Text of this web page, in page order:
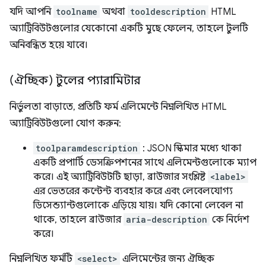
যদি আপনি toolname অথবা tooldescription HTML
অ্যাট্রিবিউটগুলোর যেকোনো একটি মুছে ফেলেন, তাহলে টুলটি
অনিবন্ধিত হয়ে যাবে।
(ঐচ্ছিক) টুলের প্যারামিটার
নির্ভুলতা বাড়াতে, প্রতিটি ফর্ম এলিমেন্টে নিম্নলিখিত HTML
অ্যাট্রিবিউটগুলো যোগ করুন:
toolparamdescription : JSON স্কিমার মধ্যে থাকা
একটি প্রপার্টি ডেসক্রিপশনের সাথে এলিমেন্টগুলোকে ম্যাপ
করে। এই অ্যাট্রিবিউটটি ছাড়া, ব্রাউজার সংশ্লিষ্ট <label>
এর ভেতরের কন্টেন্ট ব্যবহার করে এবং লেবেলযোগ্য
ডিসেন্ড্যান্টগুলোকে এড়িয়ে যায়। যদি কোনো লেবেল না
থাকে, তাহলে ব্রাউজার aria-description কে নির্দেশ
করে।
নিম্নলিখিত ফর্মটি <select> এলিমেন্টের জন্য ঐচ্ছিক